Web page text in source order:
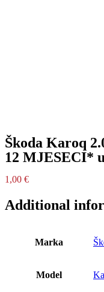
Škoda Karoq
12 MJESECI*
1,00 €
Additional
Marka
Model